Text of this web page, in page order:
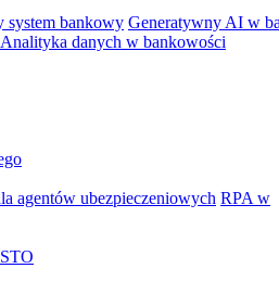
system bankowy Generatywny AI w
Analityka danych w bankowości
agentów ubezpieczeniowych RPA w